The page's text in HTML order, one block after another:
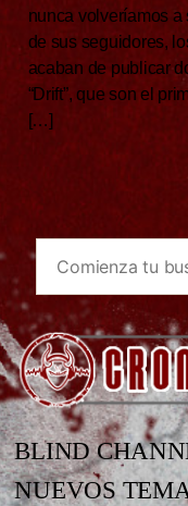
nunca volveríamos
de sus seguidores,
acaban de publicar
“Drift”, que son el
[…]
BLIND
NUEVOS